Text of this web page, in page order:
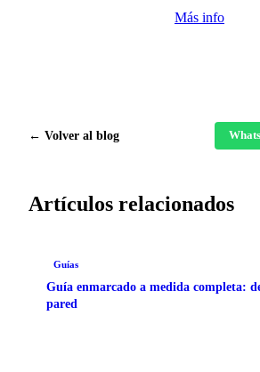
Más info
← Volver al blog
Artículos relacionados
Guías
Guía enmarcado a medida completa:
pared